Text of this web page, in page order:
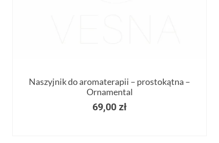
Naszyjnik do aromaterapii – prostokątna –
Ornamental
69,00 zł